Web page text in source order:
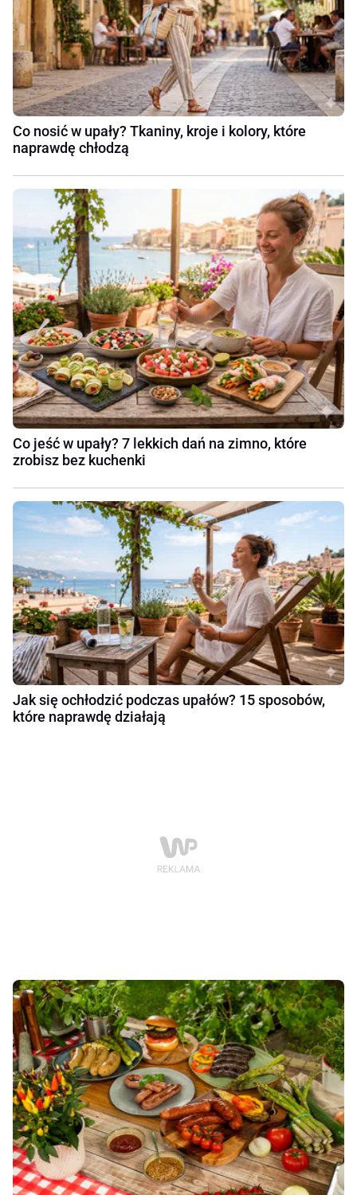
Co nosić w upały? Tkaniny, kroje i kolory, które
naprawdę chłodzą
Co jeść w upały? 7 lekkich dań na zimno, które
zrobisz bez kuchenki
Jak się ochłodzić podczas upałów? 15 sposobów,
które naprawdę działają